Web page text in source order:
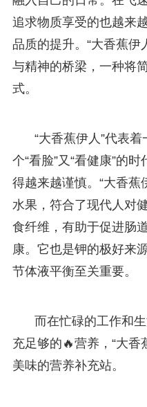
追求物质享受的也越来
品质的提升。“大香蕉伊
与精神的桥梁，一种将
式。
“大香蕉伊人”代表
个“看脸”又“看健康”的
得越来越谨慎。“大香蕉
水果，符合了现代人对
食纤维，有助于促进肠
康。它也是钾的极好来
节体液平衡至关重要。
而在忙碌的工作和
充足够的🔥营养，“大香
美味的营养补充站。